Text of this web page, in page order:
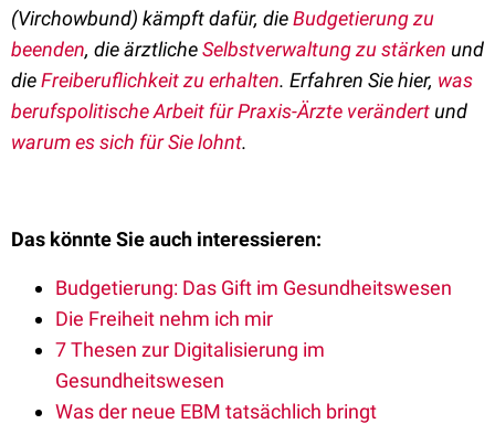
(Virchowbund) kämpft dafür, dieBudgetierung zu
beenden, die ärztlicheSelbstverwaltung zu stärken und
dieFreiberuflichkeit zu erhalten. Erfahren Sie hier, was
berufspolitische Arbeit für Praxis-Ärzte verändert und
warum es sich für Sie lohnt.
Das könnte Sie auch interessieren:
Budgetierung: Das Gift im Gesundheitswesen
Die Freiheit nehm ich mir
7 Thesen zur Digitalisierung im
Gesundheitswesen
Was der neue EBM tatsächlich bringt